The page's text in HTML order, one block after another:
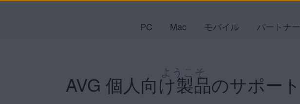
PC Mac モバイル パートナー
ようこそ
AVG 個人向け製品のサポート